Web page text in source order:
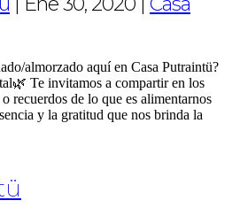
almorzado aquí en Casa Putraintü?
Te invitamos a compartir en los
recuerdos de lo que es alimentarnos
y la gratitud que nos brinda la